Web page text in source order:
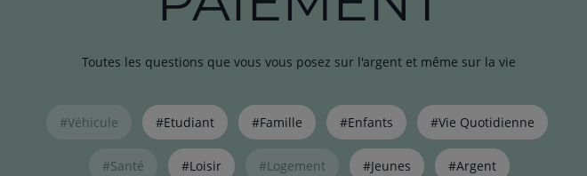
Toutes les questions que vous vous posez sur l'argent et même sur la vie
de#Véhicule #Etudiant #Famille #Enfants #Vie Quotidienne
#Santé #Loisir #Logement #Jeunes #Argent